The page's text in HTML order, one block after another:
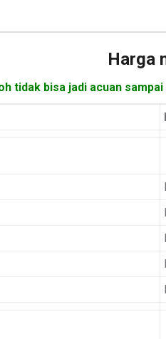
Harga
tidak bisa jadi acuan